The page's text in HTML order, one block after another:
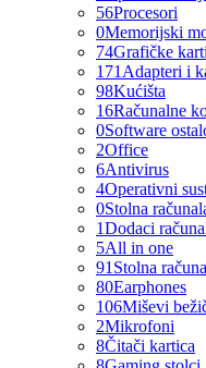
56Procesori
0Memorijski
74Grafičke
171 Adapteri i
98Kućišta
16Računalne
0Software
2Office
6Antivirus
4Operativni
0Stolna
1Dodaci
5All in one
91 Stolna
80Earphones
106Miševi
2Mikrofoni
8Čitači kartica